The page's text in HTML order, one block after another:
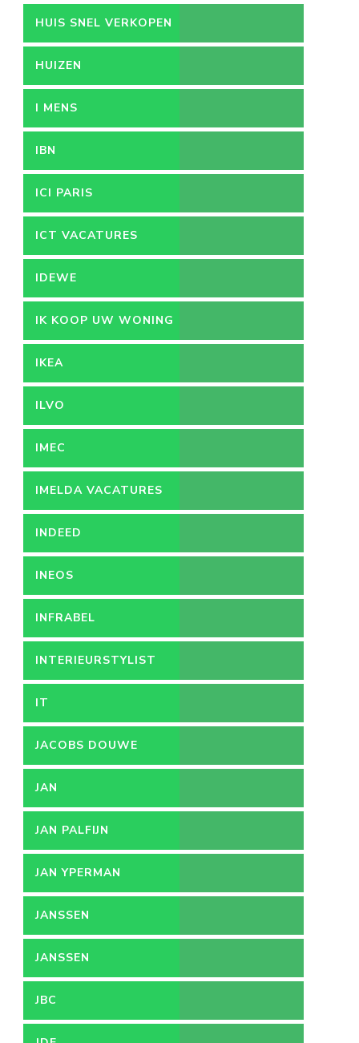
HUIS SNEL VERKOPEN
HUIZEN
I MENS
IBN
ICI PARIS
ICT VACATURES
IDEWE
IK KOOP UW WONING
IKEA
ILVO
IMEC
IMELDA VACATURES
INDEED
INEOS
INFRABEL
INTERIEURSTYLIST
IT
JACOBS DOUWE
EGBERTS
JAN
JAN PALFIJN
JAN YPERMAN
JANSSEN
JANSSEN
PHARMACEUTICA
JBC